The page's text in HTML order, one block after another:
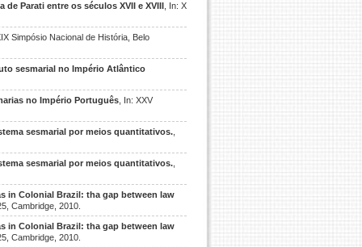
Parati entre os séculos XVII e XVIII , In: X
Simpósio Nacional de História, Belo
sesmarial no Império Atlântico
no Império Português , In: XXV
sesmarial por meios quantitativos.
sesmarial por meios quantitativos.
in Colonial Brazil: tha gap between law
Cambridge, 2010.
in Colonial Brazil: tha gap between law
Cambridge, 2010.